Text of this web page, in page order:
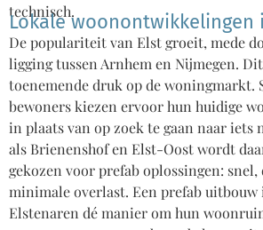
technisch.
Lokale woonontwikkelingen
De populariteit van Elst groeit, mede
ligging tussen Arnhem en Nijmegen.
toenemende druk op de woningmarkt.
bewoners kiezen ervoor hun huidige
in plaats van op zoek te gaan naar iets
als Brienenshof en Elst-Oost wordt
gekozen voor prefab oplossingen:
minimale overlast. Een prefab uitbouw
Elstenaren dé manier om hun